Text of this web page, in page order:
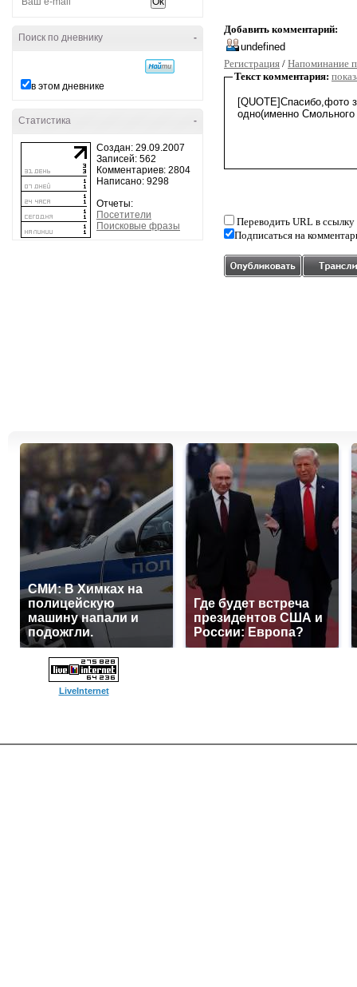
-
Поиск по дневнику
в этом дневнике
-
Статистика
Создан: 29.09.2007
Записей: 562
Комментариев: 2804
Написано: 9298
Отчеты:
Посетители
Поисковые фразы
Добавить комментарий:
Регистрация / Напоминание
Текст комментария:
Переводить URL в ссылку
Подписаться на
СМИ: В Химках на
полицейскую
машину напали и
подожгли.
Где будет встреча
президентов США и
России: Европа?
LiveInternet